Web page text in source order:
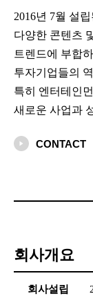
2016년 7월 설
다양한 콘텐츠
트렌드에 부합
투자기업들의
특히 엔터테인
새로운 사업과
CONTACT
회사개요
회사설립